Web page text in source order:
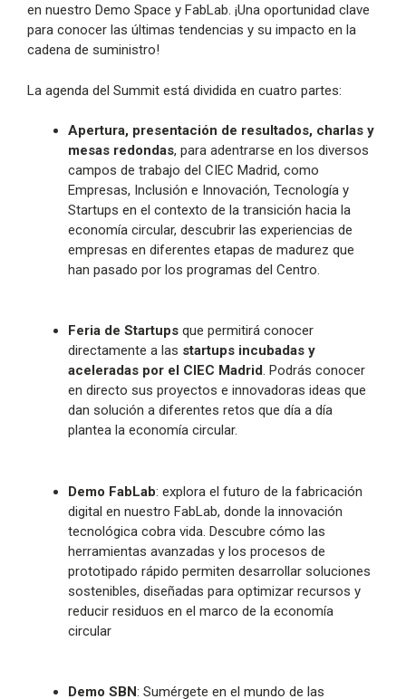
en nuestro Demo Space y FabLab. ¡Una oportunidad clave
para conocer las últimas tendencias y su impacto en la
cadena de suministro!
La agenda del Summit está dividida en cuatro partes:
Apertura, presentación de resultados, charlas y
mesas redondas, para adentrarse en los diversos
campos de trabajo del CIEC Madrid, como
Empresas, Inclusión e Innovación, Tecnología y
Startups en el contexto de la transición hacia la
economía circular, descubrir las experiencias de
empresas en diferentes etapas de madurez que
han pasado por los programas del Centro.
Feria de Startups que permitirá conocer
directamente a las startups incubadas y
aceleradas por el CIEC Madrid. Podrás conocer
en directo sus proyectos e innovadoras ideas que
dan solución a diferentes retos que día a día
plantea la economía circular.
Demo FabLab: explora el futuro de la fabricación
digital en nuestro FabLab, donde la innovación
tecnológica cobra vida. Descubre cómo las
herramientas avanzadas y los procesos de
prototipado rápido permiten desarrollar soluciones
sostenibles, diseñadas para optimizar recursos y
reducir residuos en el marco de la economía
circular
Demo SBN: Sumérgete en el mundo de las